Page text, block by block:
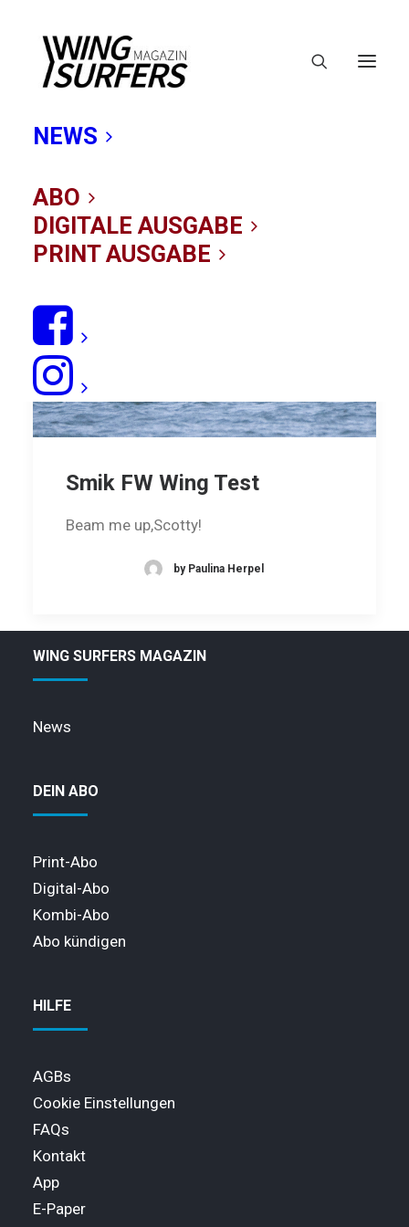
NEWS
ABO
DIGITALE AUSGABE
PRINT AUSGABE
Smik FW Wing Test
Beam me up,Scotty!
by Paulina Herpel
WING SURFERS MAGAZIN
News
DEIN ABO
Print-Abo
Digital-Abo
Kombi-Abo
Abo kündigen
HILFE
AGBs
Cookie Einstellungen
FAQs
Kontakt
App
E-Paper